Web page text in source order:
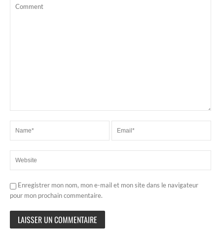
Enregistrer mon nom, mon e-mail et mon site dans le navigateur
pour mon prochain commentaire.